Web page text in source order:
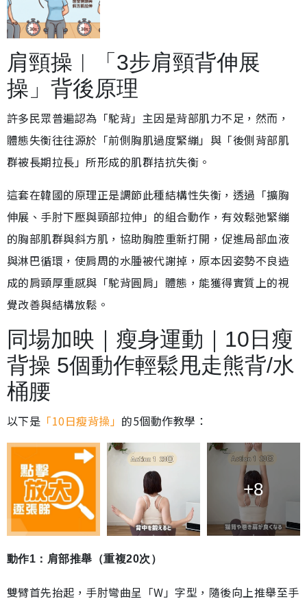
肩頸操︱「3步肩頸背伸展
操」背後原理
許多民眾普遍認為「駝背」主因是背部肌力不足，然而，
體態失衡往往源於「前側胸肌過度緊繃」與「後側背部肌
群被長期拉長」所形成的肌群拮抗失衡。
這套在韓國的原理正是調節此種結構性失衡，透過「擴胸
伸展、手肘下壓與頸部拉伸」的組合動作，有效鬆弛緊繃
的胸部肌群與斜方肌，協助胸腔重新打開，促進局部血液
與淋巴循環，使肩周的水腫被代謝掉，原本因姿勢不良造
成的肩頸厚重感與「駝背圓肩」體態，能獲得實質上的視
覺改善與結構放鬆。
同場加映｜瘦身運動｜10日瘦
背操 5個動作輕鬆甩走熊背/水
桶腰
以下是 「10日瘦背操」 的5個動作教學：
+8
動作1：肩部推舉（重複20次）
雙臂首先抬起，手肘彎曲呈「W」字型，隨後向上推舉至手